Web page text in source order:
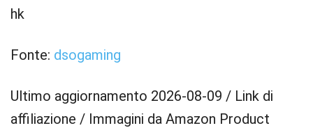
hk
Fonte: dsogaming
Ultimo aggiornamento 2026-08-09 / Link di
affiliazione / Immagini da Amazon Product